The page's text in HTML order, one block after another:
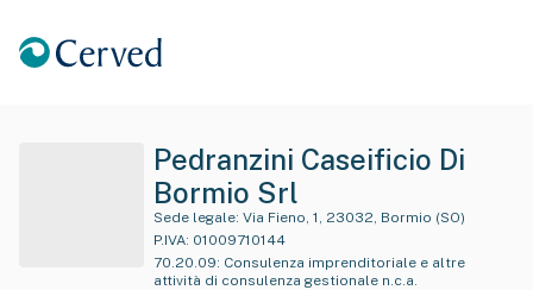
Pedranzini Caseificio Di
Bormio Srl
Sede legale: Via Fieno, 1, 23032, Bormio (SO)
P.IVA: 01009710144
70.20.09: Consulenza imprenditoriale e altre
attività di consulenza gestionale n.c.a.